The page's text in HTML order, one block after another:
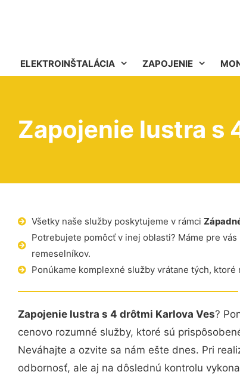
ELEKTROINŠTALÁCIA ZAPOJENIE
Zapojenie lustra s
Všetky naše služby poskytujeme v rámci
Potrebujete pomôcť v inej oblasti? Máme pre
remeselníkov.
Ponúkame komplexné služby vrátane tých,
Zapojenie lustra s 4 drôtmi Karlova Ves?
cenovo rozumné služby, ktoré sú
Neváhajte a ozvite sa nám ešte dnes. Pri
odbornosť, ale aj na dôslednú kontrolu